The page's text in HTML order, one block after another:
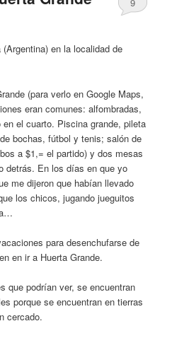
9
en la localidad de
(para verlo en Google Maps,
eran comunes: alfombradas,
el cuarto. Piscina grande, pileta
bochas, fútbol y tenis; salón de
a $1,= el partido) y dos mesas
detrás. En los días en que yo
me dijeron que habían llevado
los chicos, jugando jueguitos
para desenchufarse de
en ir a Huerta Grande.
que podrían ver, se encuentran
porque se encuentran en tierras
cercado.